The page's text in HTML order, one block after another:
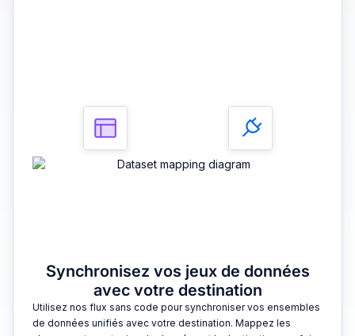
Synchronisez vos jeux de données
avec votre destination
Utilisez nos flux sans code pour synchroniser vos ensembles
de données unifiés avec votre destination. Mappez les